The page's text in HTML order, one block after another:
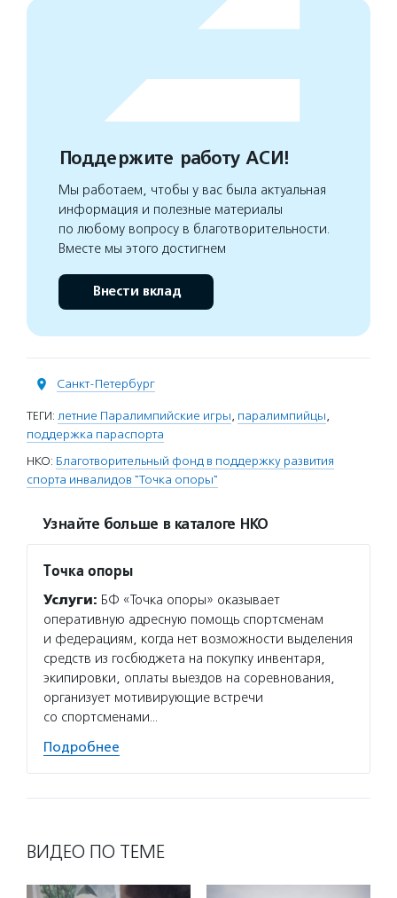
Поддержите работу АСИ!
Мы работаем, чтобы у вас была актуальная
информация и полезные материалы
по любому вопросу в благотворительности.
Вместе мы этого достигнем
Внести вклад
Санкт-Петербург
ТЕГИ: летние Паралимпийские игры, паралимпийцы,
поддержка параспорта
НКО: Благотворительный фонд в поддержку развития
спорта инвалидов "Точка опоры"
Узнайте больше в каталоге НКО
Точка опоры
Услуги: БФ «Точка опоры» оказывает
оперативную адресную помощь спортсменам
и федерациям, когда нет возможности выделения
средств из госбюджета на покупку инвентаря,
экипировки, оплаты выездов на соревнования,
организует мотивирующие встречи
со спортсменами…
Подробнее
ВИДЕО ПО ТЕМЕ